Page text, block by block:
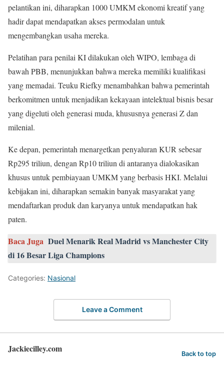
pelantikan ini, diharapkan 1000 UMKM ekonomi kreatif yang
hadir dapat mendapatkan akses permodalan untuk
mengembangkan usaha mereka.
Pelatihan para penilai KI dilakukan oleh WIPO, lembaga di
bawah PBB, menunjukkan bahwa mereka memiliki kualifikasi
yang memadai. Teuku Riefky menambahkan bahwa pemerintah
berkomitmen untuk menjadikan kekayaan intelektual bisnis besar
yang digeluti oleh generasi muda, khususnya generasi Z dan
milenial.
Ke depan, pemerintah menargetkan penyaluran KUR sebesar
Rp295 triliun, dengan Rp10 triliun di antaranya dialokasikan
khusus untuk pembiayaan UMKM yang berbasis HKI. Melalui
kebijakan ini, diharapkan semakin banyak masyarakat yang
mendaftarkan produk dan karyanya untuk mendapatkan hak
paten.
Baca Juga Duel Menarik Real Madrid vs Manchester City
di 16 Besar Liga Champions
Categories: Nasional
Leave a Comment
Jackiecilley.com Back to top